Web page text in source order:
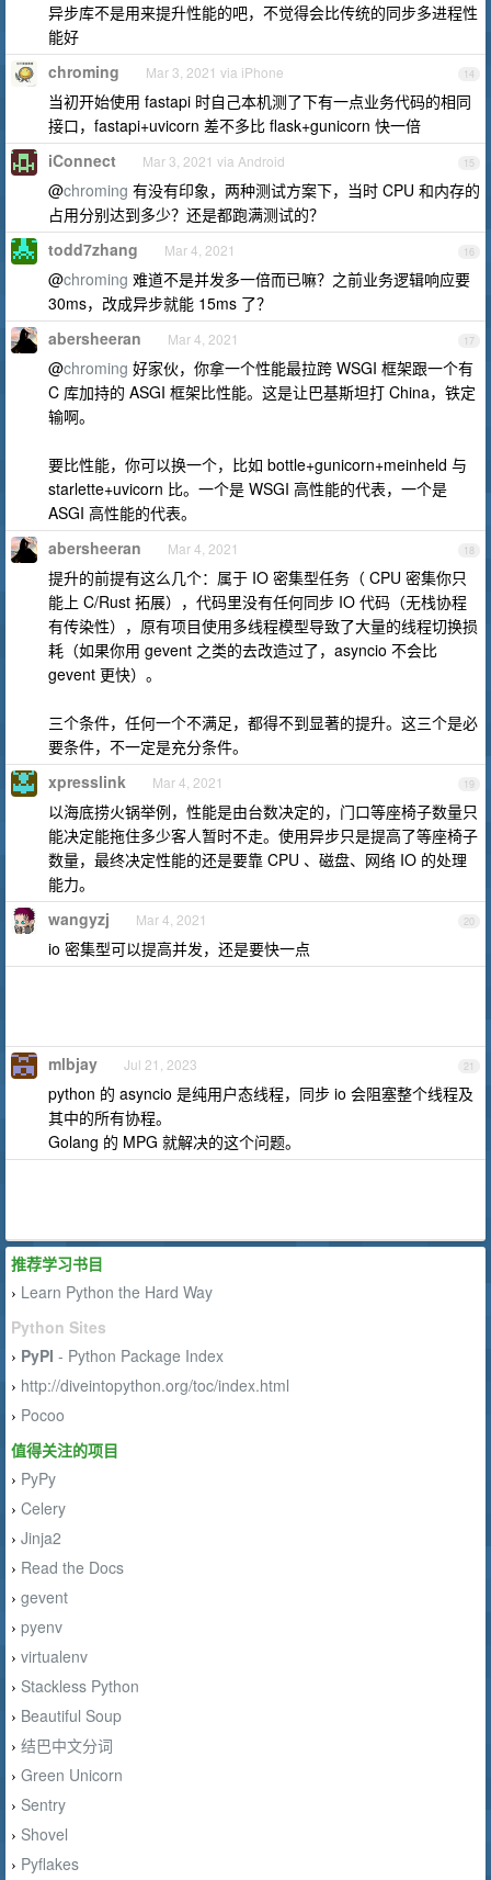
异步库不是用来提升性能的吧，不觉得会比传统的同步多进程性
能好
14
chroming Mar 3, 2021 via iPhone
当初开始使用 fastapi 时自己本机测了下有一点业务代码的相同
接口，fastapi+uvicorn 差不多比 flask+gunicorn 快一倍
15
iConnect Mar 3, 2021 via Android
@chroming 有没有印象，两种测试方案下，当时 CPU 和内存的
占用分别达到多少？还是都跑满测试的？
16
todd7zhang Mar 4, 2021
@chroming 难道不是并发多一倍而已嘛？之前业务逻辑响应要
30ms，改成异步就能 15ms 了？
17
abersheeran Mar 4, 2021
@chroming 好家伙，你拿一个性能最拉跨 WSGI 框架跟一个有
C 库加持的 ASGI 框架比性能。这是让巴基斯坦打 China，铁定
输啊。
要比性能，你可以换一个，比如 bottle+gunicorn+meinheld 与
starlette+uvicorn 比。一个是 WSGI 高性能的代表，一个是
ASGI 高性能的代表。
18
abersheeran Mar 4, 2021
提升的前提有这么几个：属于 IO 密集型任务（ CPU 密集你只
能上 C/Rust 拓展），代码里没有任何同步 IO 代码（无栈协程
有传染性），原有项目使用多线程模型导致了大量的线程切换损
耗（如果你用 gevent 之类的去改造过了，asyncio 不会比
gevent 更快）。
三个条件，任何一个不满足，都得不到显著的提升。这三个是必
要条件，不一定是充分条件。
19
xpresslink Mar 4, 2021
以海底捞火锅举例，性能是由台数决定的，门口等座椅子数量只
能决定能拖住多少客人暂时不走。使用异步只是提高了等座椅子
数量，最终决定性能的还是要靠 CPU 、磁盘、网络 IO 的处理
能力。
20
wangyzj Mar 4, 2021
io 密集型可以提高并发，还是要快一点
21
mlbjay Jul 21, 2023
python 的 asyncio 是纯用户态线程，同步 io 会阻塞整个线程及
其中的所有协程。
Golang 的 MPG 就解决的这个问题。
推荐学习书目
› Learn Python the Hard Way
Python Sites
› PyPI - Python Package Index
› http://diveintopython.org/toc/index.html
› Pocoo
值得关注的项目
› PyPy
› Celery
› Jinja2
› Read the Docs
› gevent
› pyenv
› virtualenv
› Stackless Python
› Beautiful Soup
› 结巴中文分词
› Green Unicorn
› Sentry
› Shovel
› Pyflakes